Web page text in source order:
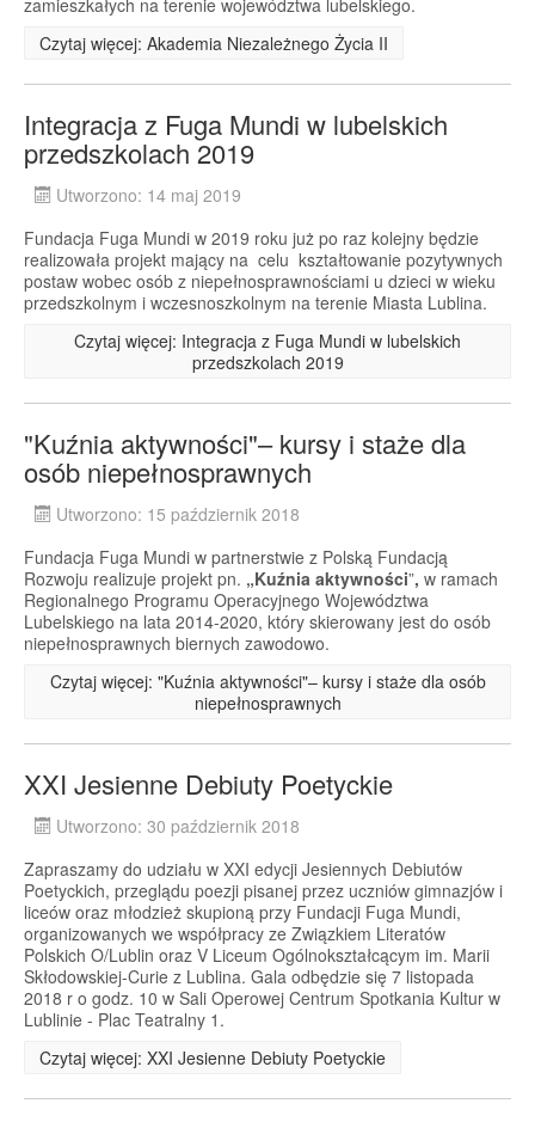
Czytaj więcej: Akademia Niezależnego Życia II
Integracja z Fuga Mundi w lubelskich
przedszkolach 2019
Utworzono: 14 maj 2019
Fundacja Fuga Mundi w 2019 roku już po raz kolejny będzie
realizowała projekt mający na celu kształtowanie pozytywnych
postaw wobec osób z niepełnosprawnościami u dzieci w wieku
przedszkolnym i wczesnoszkolnym na terenie Miasta Lublina.
Czytaj więcej: Integracja z Fuga Mundi w lubelskich
przedszkolach 2019
"Kuźnia aktywności"– kursy i staże dla
osób niepełnosprawnych
Utworzono: 15 październik 2018
Fundacja Fuga Mundi w partnerstwie z Polską Fundacją
Rozwoju realizuje projekt pn. „Kuźnia aktywności”, w ramach
Regionalnego Programu Operacyjnego Województwa
Lubelskiego na lata 2014-2020, który skierowany jest do osób
niepełnosprawnych biernych zawodowo.
Czytaj więcej: "Kuźnia aktywności"– kursy i staże dla osób
niepełnosprawnych
XXI Jesienne Debiuty Poetyckie
Utworzono: 30 październik 2018
Zapraszamy do udziału w XXI edycji Jesiennych Debiutów
Poetyckich, przeglądu poezji pisanej przez uczniów gimnazjów i
liceów oraz młodzież skupioną przy Fundacji Fuga Mundi,
organizowanych we współpracy ze Związkiem Literatów
Polskich O/Lublin oraz V Liceum Ogólnokształcącym im. Marii
Skłodowskiej-Curie z Lublina. Gala odbędzie się 7 listopada
2018 r o godz. 10 w Sali Operowej Centrum Spotkania Kultur w
Lublinie - Plac Teatralny 1.
Czytaj więcej: XXI Jesienne Debiuty Poetyckie